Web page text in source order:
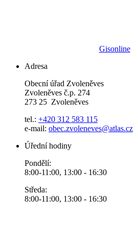
Gisonline
Adresa
Obecní úřad Zvoleněves
Zvoleněves č.p. 274
273 25 Zvoleněves
tel.: +420 312 583 115
e-mail: obec.zvoleneves@atlas.cz
Úřední hodiny
Pondělí:
8:00-11:00, 13:00 - 16:30
Středa:
8:00-11:00, 13:00 - 16:30